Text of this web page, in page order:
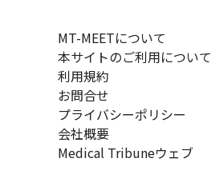
MT-MEETについて
本サイトのご利用について
利用規約
お問合せ
プライバシーポリシー
会社概要
Medical Tribuneウェブ